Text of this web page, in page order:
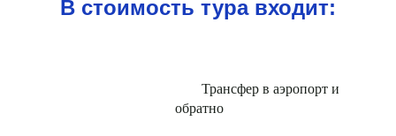
В стоимость тура входит:
Трансфер в аэропорт и
обратно